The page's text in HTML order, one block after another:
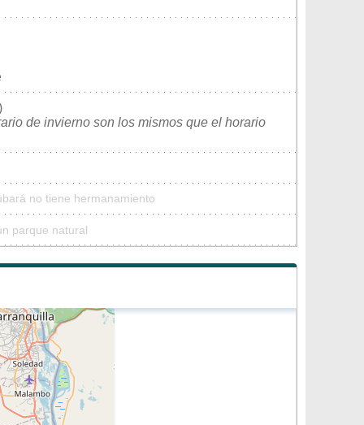
de invierno son los mismos que el horario
no tiene hermanamiento
parque natural